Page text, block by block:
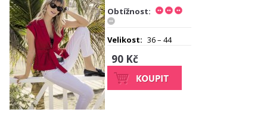
Obtížnost:
Velikost: 36 – 44
90 Kč